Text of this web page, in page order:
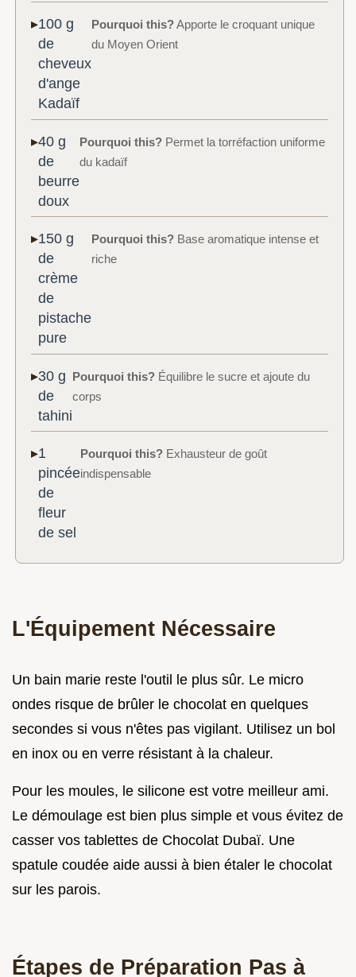
100 g
de
cheveux
d'ange
Kadaïf
Pourquoi this?Apporte le croquant unique
du Moyen Orient
40 g
de
beurre
doux
Pourquoi this? Permet la torréfaction uniforme
du kadaïf
150 g
de
crème
de
pistache
pure
Pourquoi this? Base aromatique intense et
riche
30 g
de
tahini
Pourquoi this? Équilibre le sucre et ajoute du
corps
1
pincée
de
fleur
de sel
Pourquoi this? Exhausteur de goût
indispensable
L'Équipement Nécessaire
Un bain marie reste l'outil le plus sûr. Le micro
ondes risque de brûler le chocolat en quelques
secondes si vous n'êtes pas vigilant. Utilisez un bol
en inox ou en verre résistant à la chaleur.
Pour les moules, le silicone est votre meilleur ami.
Le démoulage est bien plus simple et vous évitez de
casser vos tablettes de Chocolat Dubaï. Une
spatule coudée aide aussi à bien étaler le chocolat
sur les parois.
Étapes de Préparation Pas à